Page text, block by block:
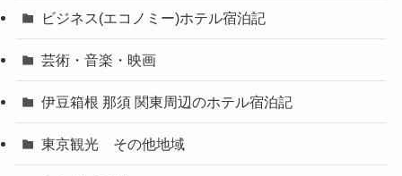
ビジネス(エコノミー)ホテル宿泊記
芸術・音楽・映画
伊豆箱根 那須 関東周辺のホテル宿泊記
東京観光 その他地域